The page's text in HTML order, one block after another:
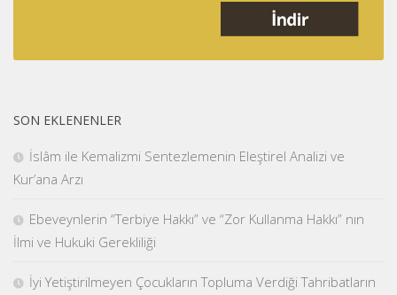
SON EKLENENLER
İslâm ile Kemalizmi Sentezlemenin Eleştirel Analizi ve
Kur’ana Arzı
Ebeveynlerin “Terbiye Hakkı” ve “Zor Kullanma Hakkı” nın
İlmi ve Hukuki Gerekliliği
İyi Yetiştirilmeyen Çocukların Topluma Verdiği Tahribatların